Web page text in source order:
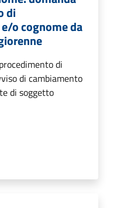
di
o cognome da
di
di cambiamento
di soggetto